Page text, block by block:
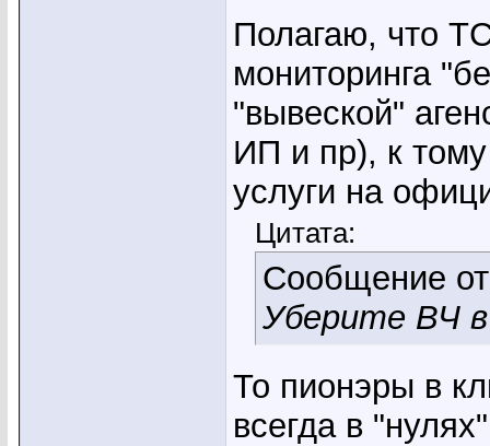
Полагаю, что
мониторинга
"вывеской"
ИП и пр), к
услуги на
Цитата:
Сообщение
Уберите ВЧ в
То пионэры в
всегда в